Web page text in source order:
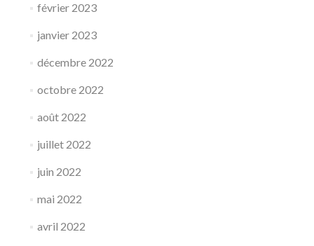
février 2023
janvier 2023
décembre 2022
octobre 2022
août 2022
juillet 2022
juin 2022
mai 2022
avril 2022